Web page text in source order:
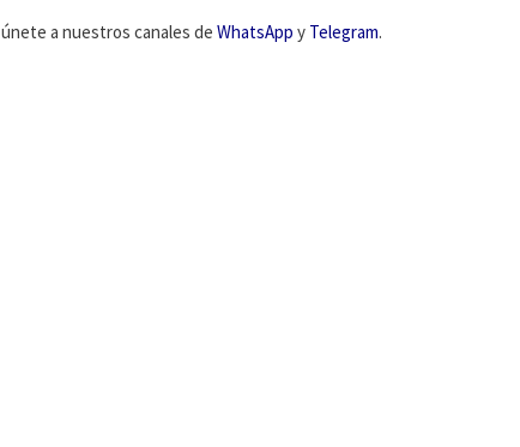
a nuestros canales de WhatsApp y Telegram.